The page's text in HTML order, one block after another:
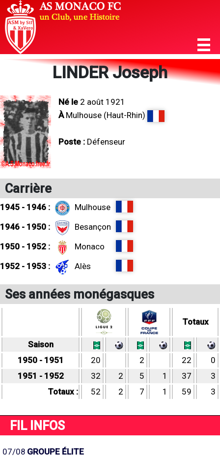
LINDER Joseph
Né le 2 août 1921
ÀMulhouse (Haut-Rhin)
Poste : Défenseur
Carrière
1945 - 1946 :
Mulhouse
1946 - 1950 :
Besançon
1950 - 1952 :
Monaco
1952 - 1953 :
Alès
Ses années monégasques
Totaux
Saison
1950 - 1951
20 2 22
0
1951 - 1952
32 2 5 1 37
3
Totaux :
52 2 7 1 59 3
FIL INFOS
07/08 GROUPE ÉLITE